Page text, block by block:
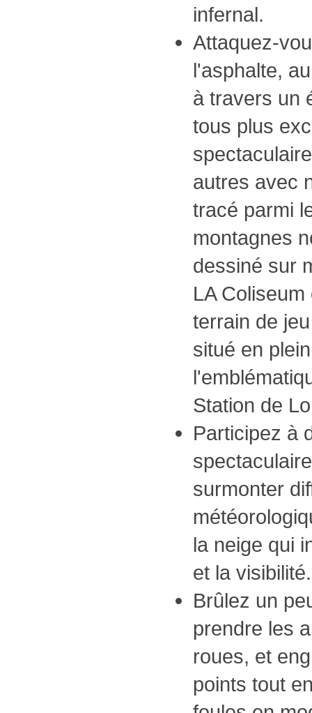
infernal.
Attaquez-
l'asphalte,
à travers un
tous plus
autres avec
tracé parmi
montagnes
dessiné sur
LA
terrain de
situé en
Station de
Participez à
surmonter
la neige qui
et la visibilité.
Brûlez un
prendre les
roues, et
points tout